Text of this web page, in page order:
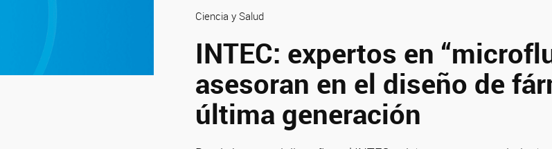
Ciencia y Salud
INTEC: expertos en
asesoran en el diseño de
última generación